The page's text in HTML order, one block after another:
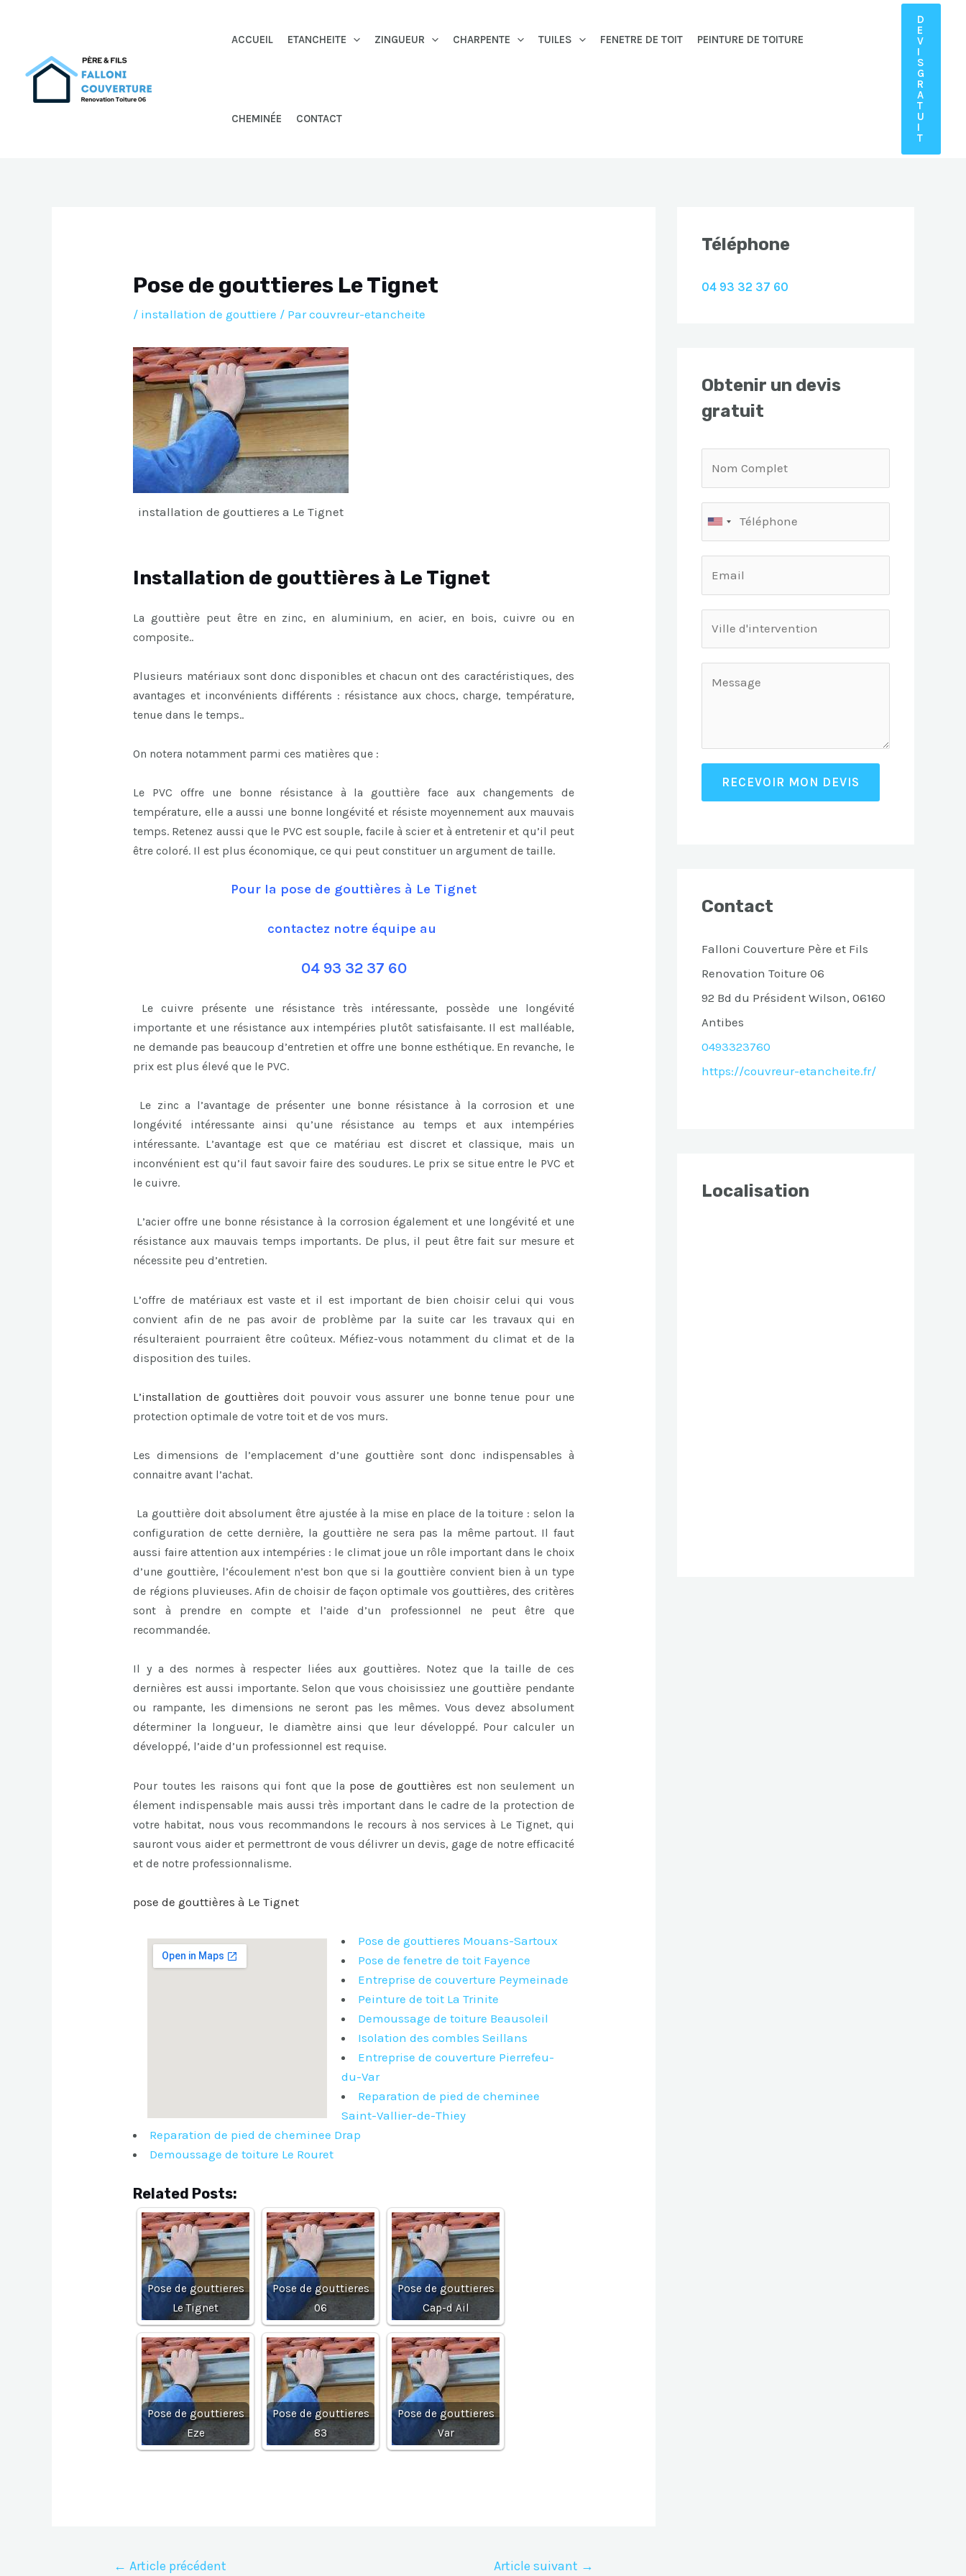
ACCUEIL ETANCHEITE ZINGUEUR CHARPENTE TUILES FENETRE DE TOIT PEINTURE DE TOITURE
CHEMINÉE CONTACT
D
E
V
I
S
G
R
A
T
U
I
T
Pose de gouttieres Le Tignet
/ installation de gouttiere / Parcouvreur-etancheite
installation de gouttieres a Le Tignet
Installation de gouttières à Le Tignet
La gouttière peut être en zinc, en aluminium, en acier, en bois, cuivre ou en
composite..
Plusieurs matériaux sont donc disponibles et chacun ont des caractéristiques, des
avantages et inconvénients différents : résistance aux chocs, charge, température,
tenue dans le temps..
On notera notamment parmi ces matières que :
Le PVC offre une bonne résistance à la gouttière face aux changements de
température, elle a aussi une bonne longévité et résiste moyennement aux mauvais
temps. Retenez aussi que le PVC est souple, facile à scier et à entretenir et qu’il peut
être coloré. Il est plus économique, ce qui peut constituer un argument de taille.
Pour la pose de gouttières à Le Tignet
contactez notre équipe au
04 93 32 37 60
Le cuivre présente une résistance très intéressante, possède une longévité
importante et une résistance aux intempéries plutôt satisfaisante. Il est malléable,
ne demande pas beaucoup d’entretien et offre une bonne esthétique. En revanche, le
prix est plus élevé que le PVC.
Le zinc a l’avantage de présenter une bonne résistance à la corrosion et une
longévité intéressante ainsi qu’une résistance au temps et aux intempéries
intéressante. L’avantage est que ce matériau est discret et classique, mais un
inconvénient est qu’il faut savoir faire des soudures. Le prix se situe entre le PVC et
le cuivre.
L’acier offre une bonne résistance à la corrosion également et une longévité et une
résistance aux mauvais temps importants. De plus, il peut être fait sur mesure et
nécessite peu d’entretien.
L’offre de matériaux est vaste et il est important de bien choisir celui qui vous
convient afin de ne pas avoir de problème par la suite car les travaux qui en
résulteraient pourraient être coûteux. Méfiez-vous notamment du climat et de la
disposition des tuiles.
L’installation de gouttières doit pouvoir vous assurer une bonne tenue pour une
protection optimale de votre toit et de vos murs.
Les dimensions de l’emplacement d’une gouttière sont donc indispensables à
connaitre avant l’achat.
La gouttière doit absolument être ajustée à la mise en place de la toiture : selon la
configuration de cette dernière, la gouttière ne sera pas la même partout. Il faut
aussi faire attention aux intempéries : le climat joue un rôle important dans le choix
d’une gouttière, l’écoulement n’est bon que si la gouttière convient bien à un type
de régions pluvieuses. Afin de choisir de façon optimale vos gouttières, des critères
sont à prendre en compte et l’aide d’un professionnel ne peut être que
recommandée.
Il y a des normes à respecter liées aux gouttières. Notez que la taille de ces
dernières est aussi importante. Selon que vous choisissiez une gouttière pendante
ou rampante, les dimensions ne seront pas les mêmes. Vous devez absolument
déterminer la longueur, le diamètre ainsi que leur développé. Pour calculer un
développé, l’aide d’un professionnel est requise.
Pour toutes les raisons qui font que la pose de gouttières est non seulement un
élement indispensable mais aussi très important dans le cadre de la protection de
votre habitat, nous vous recommandons le recours à nos services à Le Tignet, qui
sauront vous aider et permettront de vous délivrer un devis, gage de notre efficacité
et de notre professionnalisme.
pose de gouttières à Le Tignet
Pose de gouttieres Mouans-Sartoux
Pose de fenetre de toit Fayence
Entreprise de couverture Peymeinade
Peinture de toit La Trinite
Demoussage de toiture Beausoleil
Isolation des combles Seillans
Entreprise de couverture Pierrefeu-
du-Var
Reparation de pied de cheminee
Saint-Vallier-de-Thiey
Reparation de pied de cheminee Drap
Demoussage de toiture Le Rouret
Related Posts:
Pose de gouttieres
Le Tignet
Pose de gouttieres
06
Pose de gouttieres
Cap-d Ail
Pose de gouttieres
Eze
Pose de gouttieres
83
Pose de gouttieres
Var
Navigation
← Article précédent Article suivant →
Téléphone
04 93 32 37 60
Obtenir un devis
gratuit
RECEVOIR MON DEVIS
Contact
Falloni Couverture Père et Fils
Renovation Toiture 06
92 Bd du Président Wilson, 06160
Antibes
0493323760
https://couvreur-etancheite.fr/
Localisation